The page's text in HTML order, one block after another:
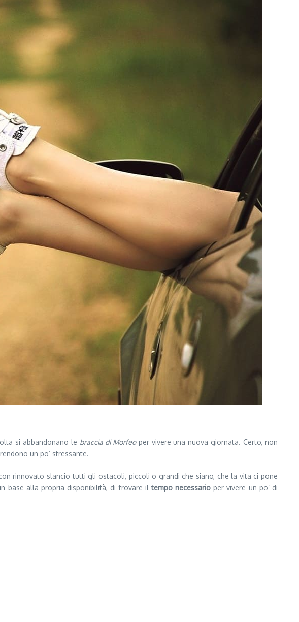
si abbandonano le braccia di Morfeoper vivere una nuova giornata. Certo, non
un po’ stressante.
rinnovato slancio tutti gli ostacoli, piccoli o grandi che siano, che la vita ci pone
base alla propria disponibilità, di trovare iltempo necessario per vivere un po’ di